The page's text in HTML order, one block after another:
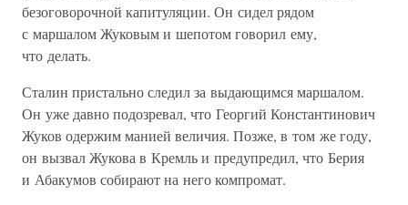
безоговорочной капитуляции. Он сидел рядом
с маршалом Жуковым и шепотом говорил ему,
что делать.
Сталин пристально следил за выдающимся маршалом.
Он уже давно подозревал, что Георгий Константинович
Жуков одержим манией величия. Позже, в том же году,
он вызвал Жукова в Кремль и предупредил, что Берия
и Абакумов собирают на него компромат.